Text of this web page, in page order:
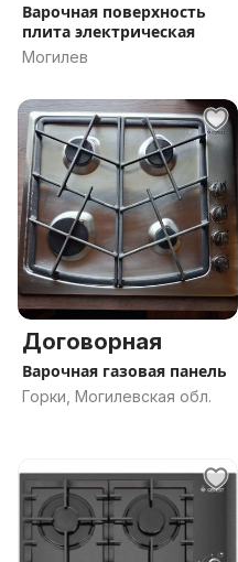
Варочная поверхность
плита электрическая
Могилев
Договорная
Варочная газовая панель
Горки, Могилевская обл.